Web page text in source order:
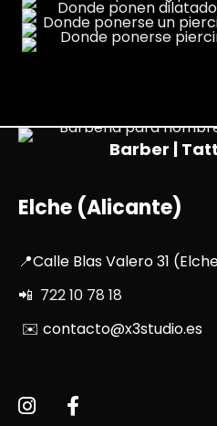
Barber |
Elche (Alicante)
📍Calle Blas Valero 31
📲 722 10 78 18
✉️ contacto@x3studio.es